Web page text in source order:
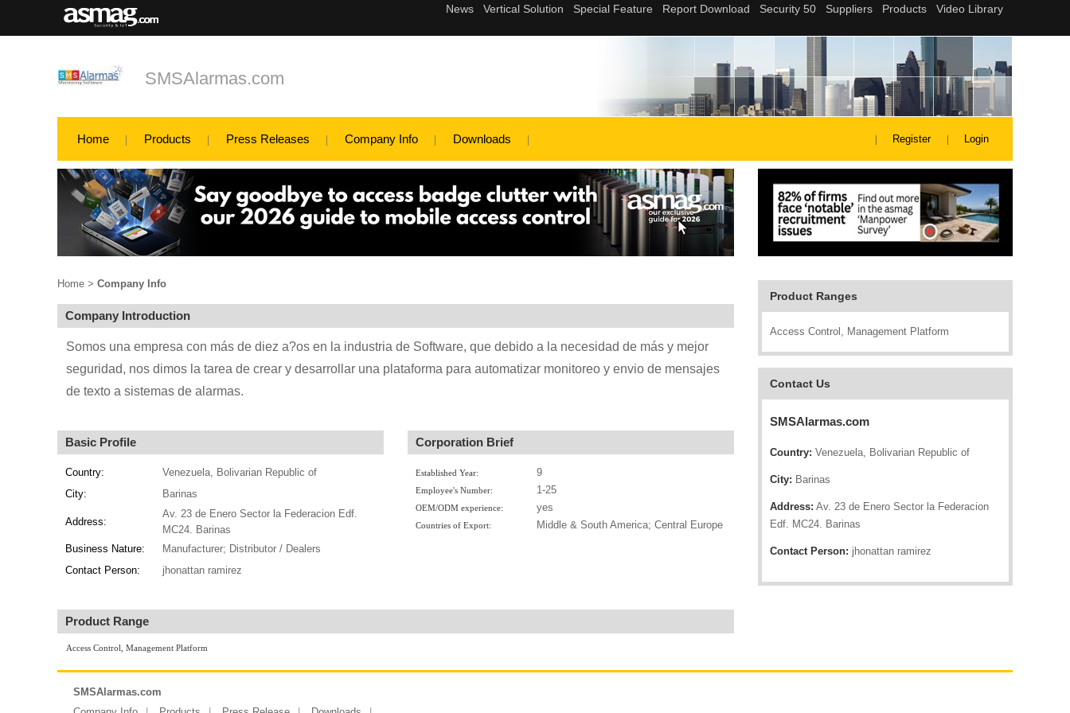
SMSAlarmas.com
Home Products Press Releases Company Info Downloads Register Login
Product Ranges
Access Control, Management Platform
Contact Us
SMSAlarmas.com
Country: Venezuela, Bolivarian Republic of
City: Barinas
Address: Av. 23 de Enero Sector la Federacion
Edf. MC24. Barinas
Contact Person: jhonattan ramirez
Home > Company Info
Company Introduction
Somos una empresa con más de diez a?os en la industria de Software, que debido a la necesidad de más y mejor
seguridad, nos dimos la tarea de crear y desarrollar una plataforma para automatizar monitoreo y envio de mensajes
de texto a sistemas de alarmas.
Basic Profile
Country:
Venezuela, Bolivarian Republic of
City:
Barinas
Address:
Av. 23 de Enero Sector la Federacion Edf.
MC24. Barinas
Business Nature:
Manufacturer; Distributor / Dealers
Contact Person:
jhonattan ramirez
Corporation Brief
Established Year: 9
Employee's Number: 1-25
OEM/ODM experience: yes
Countries of Export: Middle & South America; Central Europe
Product Range
Access Control, Management Platform
SMSAlarmas.com